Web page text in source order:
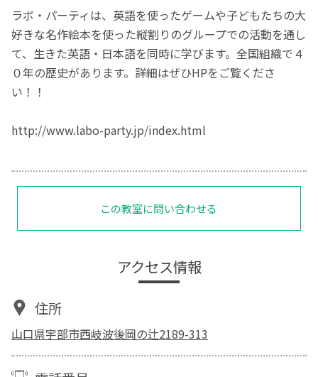
ラボ・パーティは、英語を使ったゲームや子どもたちの大
好きな名作絵本を使った縦割りのグループでの活動を通し
て、生きた英語・日本語を同時に学びます。全国組織で４
０年の歴史があります。詳細はぜひHPをご覧くださ
い！！
http://www.labo-party.jp/index.html
この教室に問い合わせる
アクセス情報
住所
山口県宇部市西岐波後岡の辻2189-313